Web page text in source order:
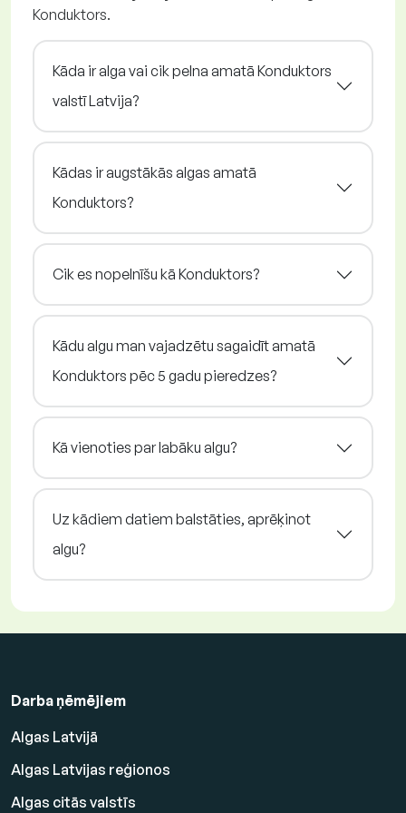
Konduktors.
Kāda ir alga vai cik pelna amatā Konduktors
valstī Latvija?
Kādas ir augstākās algas amatā
Konduktors?
Cik es nopelnīšu kā Konduktors?
Kādu algu man vajadzētu sagaidīt amatā
Konduktors pēc 5 gadu pieredzes?
Kā vienoties par labāku algu?
Uz kādiem datiem balstāties, aprēķinot
algu?
Darba ņēmējiem
Algas Latvijā
Algas Latvijas reģionos
Algas citās valstīs